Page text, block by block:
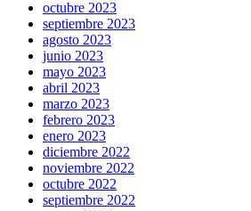
octubre 2023
septiembre 2023
agosto 2023
junio 2023
mayo 2023
abril 2023
marzo 2023
febrero 2023
enero 2023
diciembre 2022
noviembre 2022
octubre 2022
septiembre 2022